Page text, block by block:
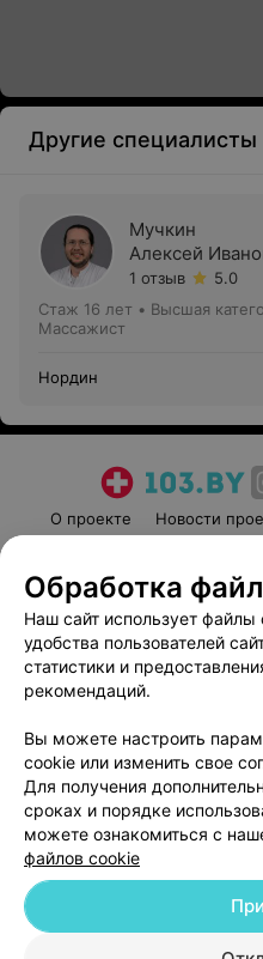
Другие специалисты
Мучкин
Алексей
1 отзыв
5.0
Стаж 16 лет • Высшая
Массажист
Нордин
О проекте Новости
Пользовательское
Вакансии
Написать
Обработка
© 2026 ООО «Артокс Лаб», УНП
Обработка
Наш сайт использует файлы
удобства пользователей
статистики и
рекомендаций.
Вы можете настроить
cookie или изменить свое
Для получения
сроках и порядке
можете ознакомиться с
файлов cookie